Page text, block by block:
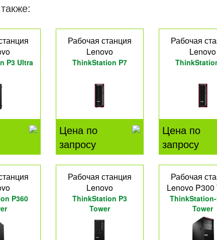
P3 Ultra
Рабочая станция
Lenovo
ThinkStation P7
Цена по
запросу
Рабочая
Lenovo
Цена по
запросу
P360
Рабочая станция
Lenovo
ThinkStation P3
Tower
Рабочая
Lenovo P300
Tower